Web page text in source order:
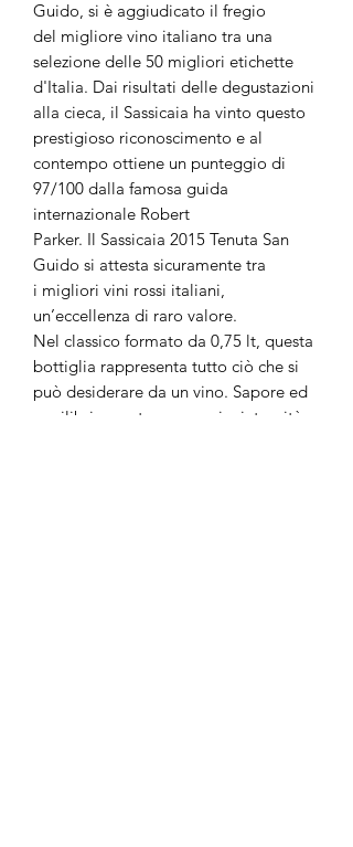
Guido, si è aggiudicato il fregio
del migliore vino italiano tra una
selezione delle 50 migliori etichette
d'Italia. Dai risultati delle degustazioni
alla cieca, il Sassicaia ha vinto questo
prestigioso riconoscimento e al
contempo ottiene un punteggio di
97/100 dalla famosa guida
internazionale Robert
Parker. Il Sassicaia 2015 Tenuta San
Guido si attesta sicuramente tra
i migliori vini rossi italiani,
un’eccellenza di raro valore.
Nel classico formato da 0,75 lt, questa
bottiglia rappresenta tutto ciò che si
può desiderare da un vino. Sapore ed
equilibrio, gusto e armonia, intensità e